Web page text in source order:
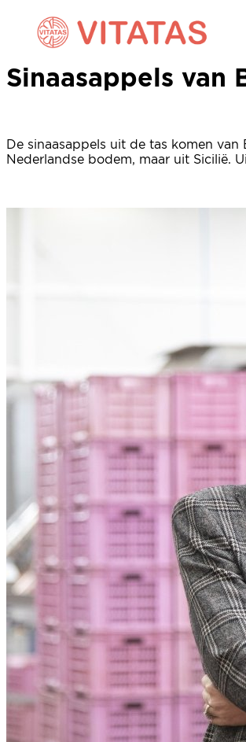
Perssinaasappels
Sinaasappels van
De sinaasappels uit de tas komen
Nederlandse bodem, maar uit Sicilië.